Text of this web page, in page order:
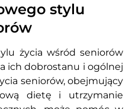
stylu
życia wśród seniorów
ich dobrostanu i ogólnej
seniorów, obejmujący
dietę i utrzymanie